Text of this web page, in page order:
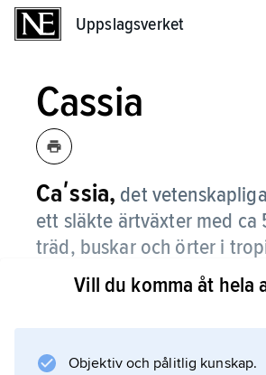
Uppslagsverket
Cassia
Caʹssia, det
ett släkte ärtväxter med ca
träd, buskar och örter i
varmtempererade områden
Europa.
de har utnyttjats som medicinal-
Vill du komma åt hela
Objektiv och pålitlig kunskap.